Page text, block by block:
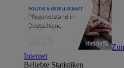
Internet
Beliebte Statistiken